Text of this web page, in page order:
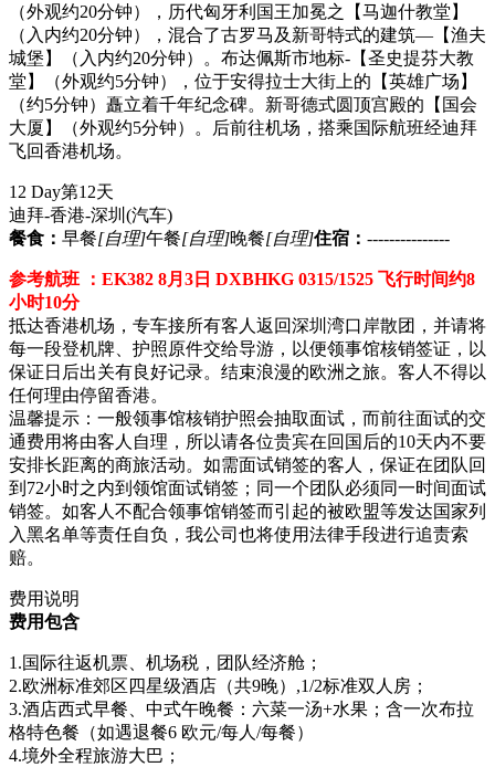
（外观约20分钟），历代匈牙利国王加冕之【马迦什教堂】
（入内约20分钟），混合了古罗马及新哥特式的建筑—【渔夫
城堡】（入内约20分钟）。布达佩斯市地标-【圣史提芬大教
堂】（外观约5分钟），位于安得拉士大街上的【英雄广场】
（约5分钟）矗立着千年纪念碑。新哥德式圆顶宫殿的【国会
大厦】（外观约5分钟）。后前往机场，搭乘国际航班经迪拜
飞回香港机场。
12 Day第12天
迪拜-香港-深圳 (汽车)
餐食： 早餐[自理]午餐[自理]晚餐[自理]住宿： ---------------
参考航班 ：EK382 8月3日 DXBHKG 0315/1525 飞行时间约8
小时10分
抵达香港机场，专车接所有客人返回深圳湾口岸散团，并请将
每一段登机牌、护照原件交给导游，以便领事馆核销签证，以
保证日后出关有良好记录。结束浪漫的欧洲之旅。客人不得以
任何理由停留香港。
温馨提示：一般领事馆核销护照会抽取面试，而前往面试的交
通费用将由客人自理，所以请各位贵宾在回国后的10天内不要
安排长距离的商旅活动。如需面试销签的客人，保证在团队回
到72小时之内到领馆面试销签；同一个团队必须同一时间面试
销签。如客人不配合领事馆销签而引起的被欧盟等发达国家列
入黑名单等责任自负，我公司也将使用法律手段进行追责索
赔。
费用说明
费用包含
1.国际往返机票、机场税，团队经济舱；
2.欧洲标准郊区四星级酒店（共9晚）,1/2标准双人房；
3.酒店西式早餐、中式午晚餐：六菜一汤+水果；含一次布拉
格特色餐（如遇退餐6 欧元/每人/每餐）
4.境外全程旅游大巴；